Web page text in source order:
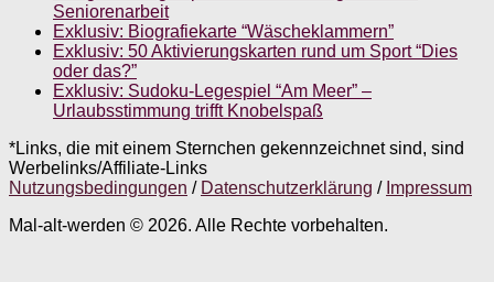
Seniorenarbeit
Exklusiv: Biografiekarte “Wäscheklammern”
Exklusiv: 50 Aktivierungskarten rund um Sport “Dies
oder das?”
Exklusiv: Sudoku-Legespiel “Am Meer” –
Urlaubsstimmung trifft Knobelspaß
*Links, die mit einem Sternchen gekennzeichnet sind, sind
Werbelinks/Affiliate-Links
Nutzungsbedingungen / Datenschutzerklärung / Impressum
Mal-alt-werden © 2026. Alle Rechte vorbehalten.